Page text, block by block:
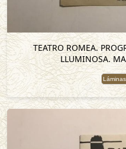
TEATRO ROMEA.
LLUMINOSA.